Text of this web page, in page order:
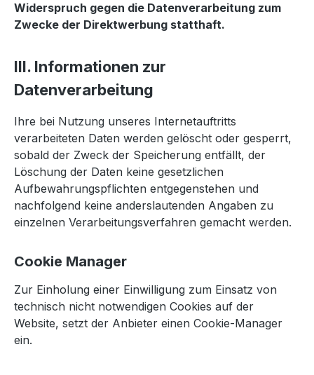
Widerspruch gegen die Datenverarbeitung zum
Zwecke der Direktwerbung statthaft.
III. Informationen zur
Datenverarbeitung
Ihre bei Nutzung unseres Internetauftritts
verarbeiteten Daten werden gelöscht oder gesperrt,
sobald der Zweck der Speicherung entfällt, der
Löschung der Daten keine gesetzlichen
Aufbewahrungspflichten entgegenstehen und
nachfolgend keine anderslautenden Angaben zu
einzelnen Verarbeitungsverfahren gemacht werden.
Cookie Manager
Zur Einholung einer Einwilligung zum Einsatz von
technisch nicht notwendigen Cookies auf der
Website, setzt der Anbieter einen Cookie-Manager
ein.